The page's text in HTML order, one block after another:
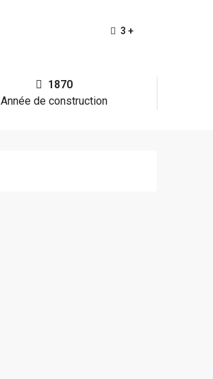
3 +
1870
Année de construction